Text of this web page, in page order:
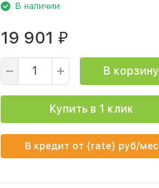
В наличии
19 901 ₽
В корзину
Купить в 1 клик
В кредит от {rate} руб/мес